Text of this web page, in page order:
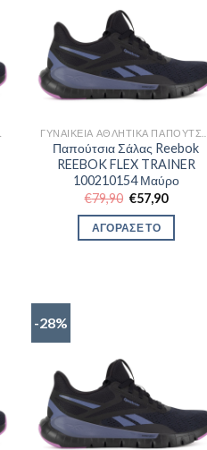
Παπούτσια Σάλας Reebok
REEBOK FLEX TRAINER
100210154 Μαύρο
€79,90 Original
price
was:
€79,90.
€57,90Η
ΑΓΟΡΑΣΕ ΤΟ
-28%